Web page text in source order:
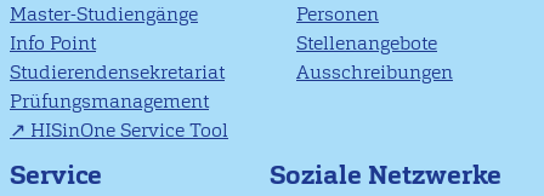
Master-Studiengänge
Info Point
Studierendensekretariat
Prüfungsmanagement
HISinOne Service Tool
Personen
Stellenangebote
Ausschreibungen
Service Soziale Netzwerke